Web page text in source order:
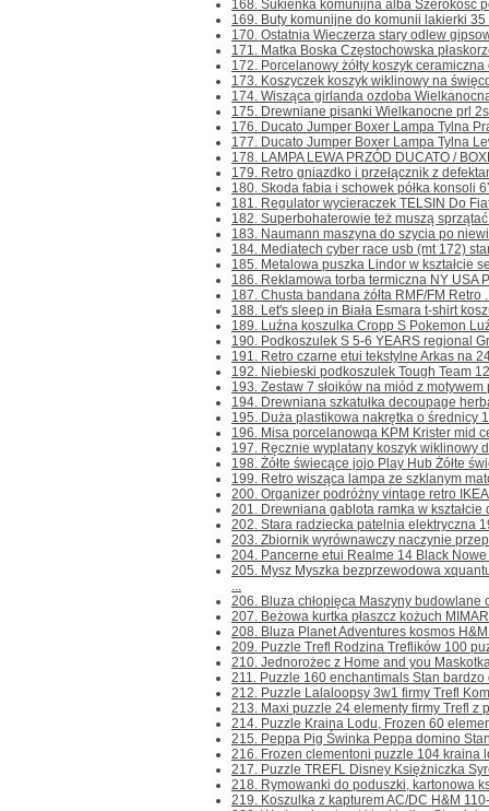
168. Sukienka komunijna alba Szerokość
169. Buty komunijne do komunii lakierki 35
170. Ostatnia Wieczerza stary odlew
171. Matka Boska Częstochowska
172. Porcelanowy żółty koszyk
173. Koszyczek koszyk wiklinowy na
174. Wisząca girlanda ozdoba
175. Drewniane pisanki Wielkanocne prl
176. Ducato Jumper Boxer Lampa Tylna
177. Ducato Jumper Boxer Lampa Tylna
178. LAMPA LEWA PRZÓD DUCATO /
179. Retro gniazdko i przełącznik z
180. Skoda fabia i schowek półka konsoli
181. Regulator wycieraczek TELSIN Do
182. Superbohaterowie też muszą
183. Naumann maszyna do szycia po
184. Mediatech cyber race usb (mt 172)
185. Metalowa puszka Lindor w kształcie
186. Reklamowa torba termiczna NY USA
187. Chusta bandana żółta RMF/FM Retro
188. Let's sleep in Biała Esmara t-shirt
189. Luźna koszulka Cropp S Pokemon
190. Podkoszulek S 5-6 YEARS regional
191. Retro czarne etui tekstylne Arkas na
192. Niebieski podkoszulek Tough Team
193. Zestaw 7 słoików na miód z motywem
194. Drewniana szkatułka decoupage
195. Duża plastikowa nakrętka o średnicy
196. Misa porcelanowqa KPM Krister mid
197. Ręcznie wyplatany koszyk wiklinowy
198. Żółte świecące jojo Play Hub Żółte
199. Retro wisząca lampa ze szklanym
200. Organizer podróżny vintage retro
201. Drewniana gablota ramka w
202. Stara radziecka patelnia elektryczna
203. Zbiornik wyrównawczy naczynie
204. Pancerne etui Realme 14 Black Nowe
205. Mysz Myszka bezprzewodowa
...
206. Bluza chłopięca Maszyny budowlane
207. Beżowa kurtka płaszcz kożuch
208. Bluza Planet Adventures kosmos
209. Puzzle Trefl Rodzina Treflików 100
210. Jednorożec z Home and you
211. Puzzle 160 enchantimals Stan bardzo
212. Puzzle Lalaloopsy 3w1 firmy Trefl
213. Maxi puzzle 24 elementy firmy Trefl z
214. Puzzle Kraina Lodu, Frozen 60
215. Peppa Pig Świnka Peppa domino
216. Frozen clementoni puzzle 104 kraina
217. Puzzle TREFL Disney Księżniczka
218. Rymowanki do poduszki, kartonowa
219. Koszulka z kapturem AC/DC H&M